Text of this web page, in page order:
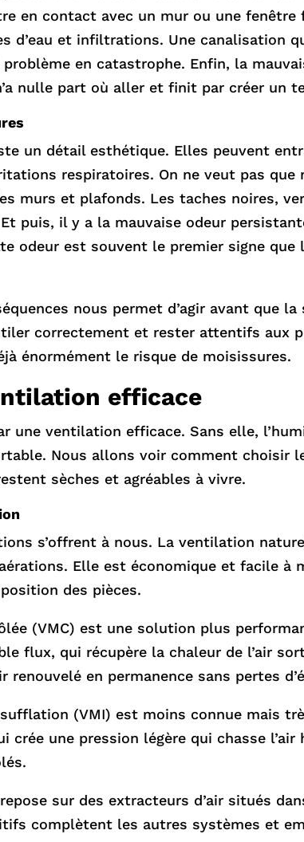
en contact avec un mur ou une
d’eau et infiltrations. Une
en catastrophe. Enfin, la
nulle part où aller et finit par créer un
un détail esthétique. Elles peuvent
respiratoires. On ne veut pas
murs et plafonds. Les taches noires,
puis, il y a la mauvaise odeur
odeur est souvent le premier signe que
nous permet d’agir avant que
correctement et rester attentifs aux
énormément le risque de moisissures.
efficace
une ventilation efficace. Sans elle,
Nous allons voir comment choisir
sèches et agréables à vivre.
s’offrent à nous. La ventilation
Elle est économique et facile à
des pièces.
(VMC) est une solution plus
flux, qui récupère la chaleur de l’air
renouvelé en permanence sans pertes
(VMI) est moins connue mais
crée une pression légère qui chasse
sur des extracteurs d’air situés
complètent les autres systèmes et